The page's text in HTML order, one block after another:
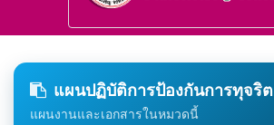
แผนปฏิบัติการป้องกันการทุจริต
แผนงานและเอกสารในหมวดนี้